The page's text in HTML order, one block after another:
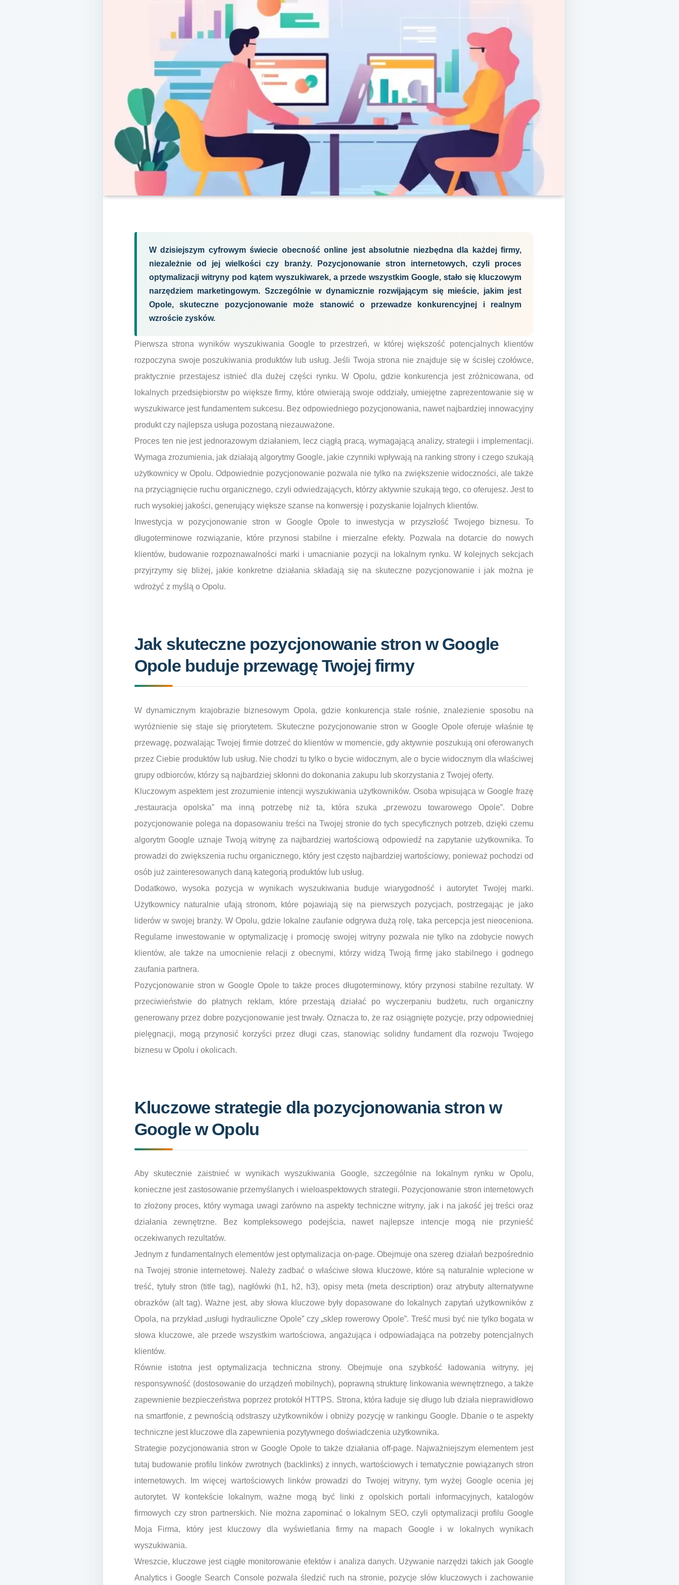
W dzisiejszym cyfrowym świecie obecność online jest absolutnie niezbędna dla każdej firmy,
niezależnie od jej wielkości czy branży. Pozycjonowanie stron internetowych, czyli proces
optymalizacji witryny pod kątem wyszukiwarek, a przede wszystkim Google, stało się kluczowym
narzędziem marketingowym. Szczególnie w dynamicznie rozwijającym się mieście, jakim jest
Opole, skuteczne pozycjonowanie może stanowić o przewadze konkurencyjnej i realnym
wzroście zysków.
Pierwsza strona wyników wyszukiwania Google to przestrzeń, w której większość potencjalnych klientów
rozpoczyna swoje poszukiwania produktów lub usług. Jeśli Twoja strona nie znajduje się w ścisłej czołówce,
praktycznie przestajesz istnieć dla dużej części rynku. W Opolu, gdzie konkurencja jest zróżnicowana, od
lokalnych przedsiębiorstw po większe firmy, które otwierają swoje oddziały, umiejętne zaprezentowanie się w
wyszukiwarce jest fundamentem sukcesu. Bez odpowiedniego pozycjonowania, nawet najbardziej innowacyjny
produkt czy najlepsza usługa pozostaną niezauważone.
Proces ten nie jest jednorazowym działaniem, lecz ciągłą pracą, wymagającą analizy, strategii i implementacji.
Wymaga zrozumienia, jak działają algorytmy Google, jakie czynniki wpływają na ranking strony i czego szukają
użytkownicy w Opolu. Odpowiednie pozycjonowanie pozwala nie tylko na zwiększenie widoczności, ale także
na przyciągnięcie ruchu organicznego, czyli odwiedzających, którzy aktywnie szukają tego, co oferujesz. Jest to
ruch wysokiej jakości, generujący większe szanse na konwersję i pozyskanie lojalnych klientów.
Inwestycja w pozycjonowanie stron w Google Opole to inwestycja w przyszłość Twojego biznesu. To
długoterminowe rozwiązanie, które przynosi stabilne i mierzalne efekty. Pozwala na dotarcie do nowych
klientów, budowanie rozpoznawalności marki i umacnianie pozycji na lokalnym rynku. W kolejnych sekcjach
przyjrzymy się bliżej, jakie konkretne działania składają się na skuteczne pozycjonowanie i jak można je
wdrożyć z myślą o Opolu.
Jak skuteczne pozycjonowanie stron w Google
Opole buduje przewagę Twojej firmy
W dynamicznym krajobrazie biznesowym Opola, gdzie konkurencja stale rośnie, znalezienie sposobu na
wyróżnienie się staje się priorytetem. Skuteczne pozycjonowanie stron w Google Opole oferuje właśnie tę
przewagę, pozwalając Twojej firmie dotrzeć do klientów w momencie, gdy aktywnie poszukują oni oferowanych
przez Ciebie produktów lub usług. Nie chodzi tu tylko o bycie widocznym, ale o bycie widocznym dla właściwej
grupy odbiorców, którzy są najbardziej skłonni do dokonania zakupu lub skorzystania z Twojej oferty.
Kluczowym aspektem jest zrozumienie intencji wyszukiwania użytkowników. Osoba wpisująca w Google frazę
„restauracja opolska” ma inną potrzebę niż ta, która szuka „przewozu towarowego Opole”. Dobre
pozycjonowanie polega na dopasowaniu treści na Twojej stronie do tych specyficznych potrzeb, dzięki czemu
algorytm Google uznaje Twoją witrynę za najbardziej wartościową odpowiedź na zapytanie użytkownika. To
prowadzi do zwiększenia ruchu organicznego, który jest często najbardziej wartościowy, ponieważ pochodzi od
osób już zainteresowanych daną kategorią produktów lub usług.
Dodatkowo, wysoka pozycja w wynikach wyszukiwania buduje wiarygodność i autorytet Twojej marki.
Użytkownicy naturalnie ufają stronom, które pojawiają się na pierwszych pozycjach, postrzegając je jako
liderów w swojej branży. W Opolu, gdzie lokalne zaufanie odgrywa dużą rolę, taka percepcja jest nieoceniona.
Regularne inwestowanie w optymalizację i promocję swojej witryny pozwala nie tylko na zdobycie nowych
klientów, ale także na umocnienie relacji z obecnymi, którzy widzą Twoją firmę jako stabilnego i godnego
zaufania partnera.
Pozycjonowanie stron w Google Opole to także proces długoterminowy, który przynosi stabilne rezultaty. W
przeciwieństwie do płatnych reklam, które przestają działać po wyczerpaniu budżetu, ruch organiczny
generowany przez dobre pozycjonowanie jest trwały. Oznacza to, że raz osiągnięte pozycje, przy odpowiedniej
pielęgnacji, mogą przynosić korzyści przez długi czas, stanowiąc solidny fundament dla rozwoju Twojego
biznesu w Opolu i okolicach.
Kluczowe strategie dla pozycjonowania stron w
Google w Opolu
Aby skutecznie zaistnieć w wynikach wyszukiwania Google, szczególnie na lokalnym rynku w Opolu,
konieczne jest zastosowanie przemyślanych i wieloaspektowych strategii. Pozycjonowanie stron internetowych
to złożony proces, który wymaga uwagi zarówno na aspekty techniczne witryny, jak i na jakość jej treści oraz
działania zewnętrzne. Bez kompleksowego podejścia, nawet najlepsze intencje mogą nie przynieść
oczekiwanych rezultatów.
Jednym z fundamentalnych elementów jest optymalizacja on-page. Obejmuje ona szereg działań bezpośrednio
na Twojej stronie internetowej. Należy zadbać o właściwe słowa kluczowe, które są naturalnie wplecione w
treść, tytuły stron (title tag), nagłówki (h1, h2, h3), opisy meta (meta description) oraz atrybuty alternatywne
obrazków (alt tag). Ważne jest, aby słowa kluczowe były dopasowane do lokalnych zapytań użytkowników z
Opola, na przykład „usługi hydrauliczne Opole” czy „sklep rowerowy Opole”. Treść musi być nie tylko bogata w
słowa kluczowe, ale przede wszystkim wartościowa, angażująca i odpowiadająca na potrzeby potencjalnych
klientów.
Równie istotna jest optymalizacja techniczna strony. Obejmuje ona szybkość ładowania witryny, jej
responsywność (dostosowanie do urządzeń mobilnych), poprawną strukturę linkowania wewnętrznego, a także
zapewnienie bezpieczeństwa poprzez protokół HTTPS. Strona, która ładuje się długo lub działa nieprawidłowo
na smartfonie, z pewnością odstraszy użytkowników i obniży pozycję w rankingu Google. Dbanie o te aspekty
techniczne jest kluczowe dla zapewnienia pozytywnego doświadczenia użytkownika.
Strategie pozycjonowania stron w Google Opole to także działania off-page. Najważniejszym elementem jest
tutaj budowanie profilu linków zwrotnych (backlinks) z innych, wartościowych i tematycznie powiązanych stron
internetowych. Im więcej wartościowych linków prowadzi do Twojej witryny, tym wyżej Google ocenia jej
autorytet. W kontekście lokalnym, ważne mogą być linki z opolskich portali informacyjnych, katalogów
firmowych czy stron partnerskich. Nie można zapominać o lokalnym SEO, czyli optymalizacji profilu Google
Moja Firma, który jest kluczowy dla wyświetlania firmy na mapach Google i w lokalnych wynikach
wyszukiwania.
Wreszcie, kluczowe jest ciągłe monitorowanie efektów i analiza danych. Używanie narzędzi takich jak Google
Analytics i Google Search Console pozwala śledzić ruch na stronie, pozycje słów kluczowych i zachowanie